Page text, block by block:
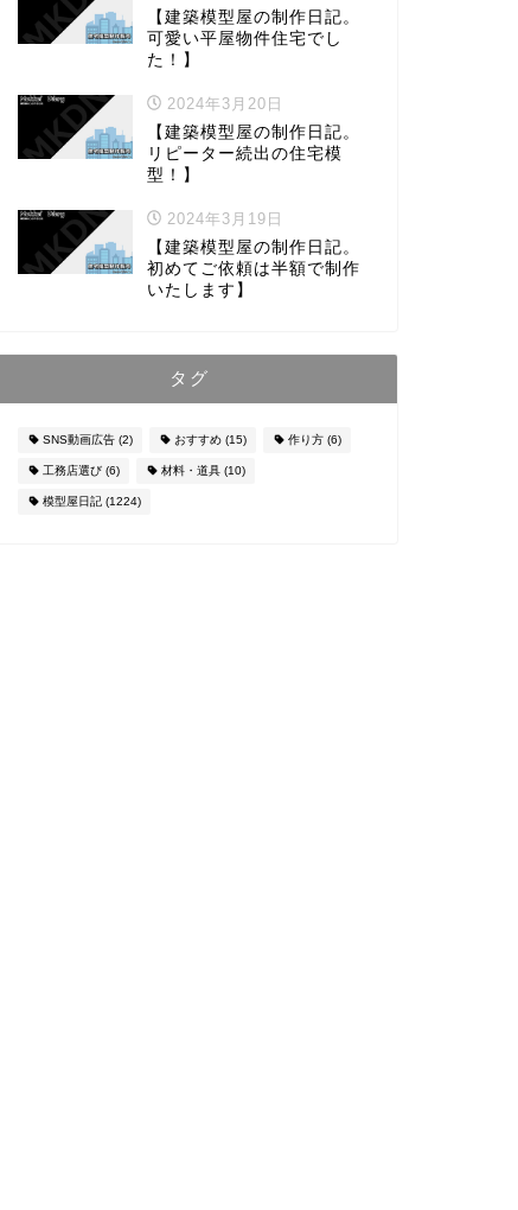
【建築模型屋の制作日記。
可愛い平屋物件住宅でし
た！】
2024年3月20日
【建築模型屋の制作日記。
リピーター続出の住宅模
型！】
2024年3月19日
【建築模型屋の制作日記。
初めてご依頼は半額で制作
いたします】
タグ
SNS動画広告(2) おすすめ(15) 作り方(6)
工務店選び(6) 材料・道具(10)
模型屋日記(1224)